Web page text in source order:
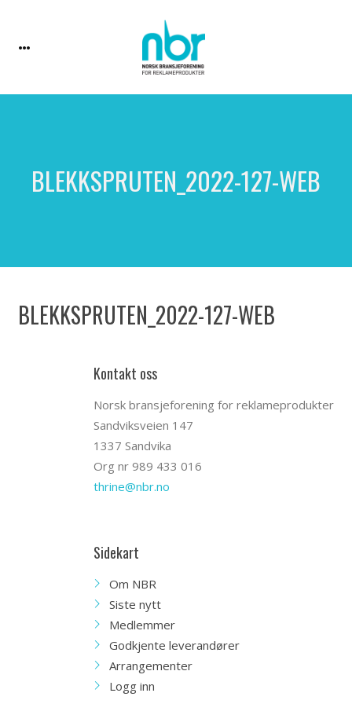
BLEKKSPRUTEN_2022-127-WEB
BLEKKSPRUTEN_2022-127-WEB
Kontakt oss
Norsk bransjeforening for reklameprodukter
Sandviksveien 147
1337 Sandvika
Org nr 989 433 016
thrine@nbr.no
Sidekart
Om NBR
Siste nytt
Medlemmer
Godkjente leverandører
Arrangementer
Logg inn